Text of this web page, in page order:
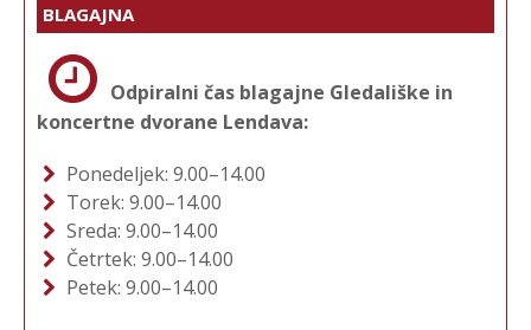
BLAGAJNA
Odpiralni čas blagajne Gledališke in
koncertne dvorane Lendava:
Ponedeljek: 9.00–14.00
Torek: 9.00–14.00
Sreda: 9.00–14.00
Četrtek: 9.00–14.00
Petek: 9.00–14.00